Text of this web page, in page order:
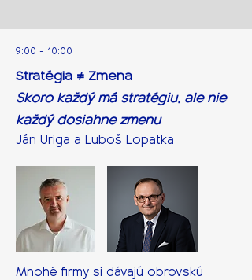
9:00 - 10:00
Stratégia ≠ Zmena
Skoro každý má stratégiu, ale nie
každý dosiahne zmenu
Ján Uriga a Luboš Lopatka
Mnohé firmy si dávajú obrovskú